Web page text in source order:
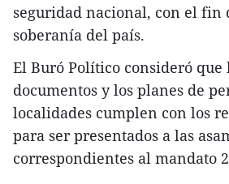
seguridad nacional, con el fin
soberanía del país.
El Buró Político consideró que
documentos y los planes de
localidades cumplen con los
para ser presentados a las
correspondientes al mandato